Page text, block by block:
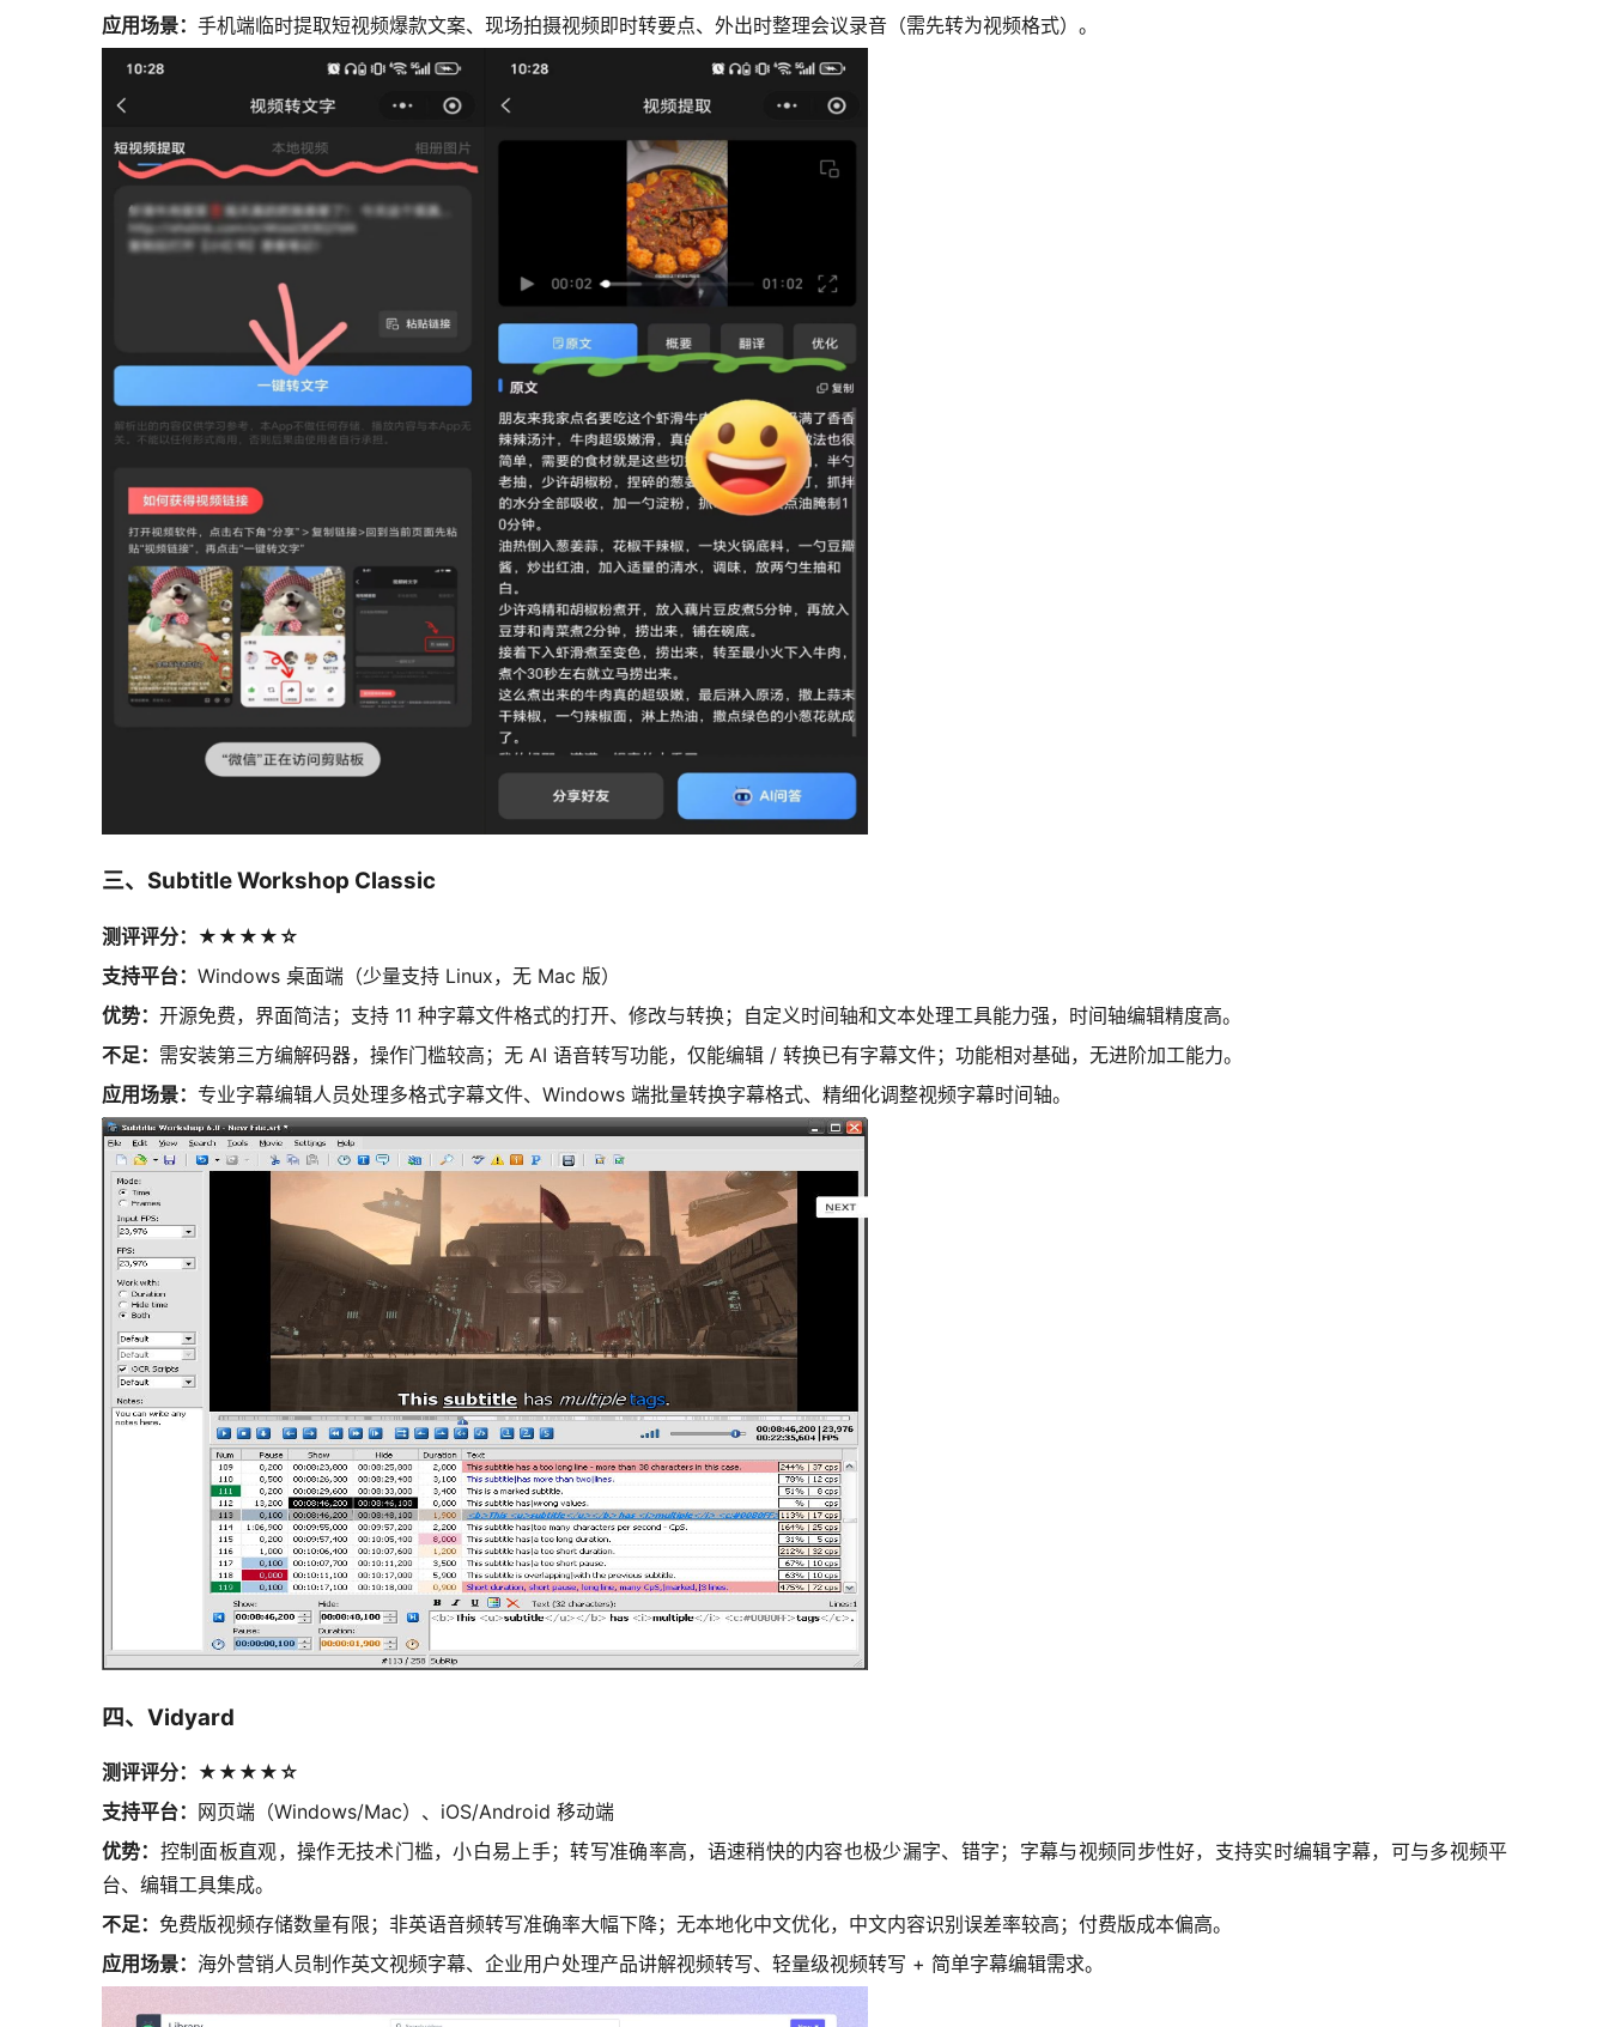
应用场景： 手机端临时提取短视频爆款文案、现场拍摄视频即时转要点、外出时整理会议录音（需先转为视频格式）。
三、Subtitle Workshop Classic
测评评分：★★★★☆
支持平台： Windows 桌面端（少量支持 Linux，无 Mac 版）
优势： 开源免费，界面简洁；支持 11 种字幕文件格式的打开、修改与转换；自定义时间轴和文本处理工具能力强，时间轴编辑精度高。
不足： 需安装第三方编解码器，操作门槛较高；无 AI 语音转写功能，仅能编辑 / 转换已有字幕文件；功能相对基础，无进阶加工能力。
应用场景： 专业字幕编辑人员处理多格式字幕文件、Windows 端批量转换字幕格式、精细化调整视频字幕时间轴。
四、Vidyard
测评评分：★★★★☆
支持平台： 网页端（Windows/Mac）、iOS/Android 移动端
优势： 控制面板直观，操作无技术门槛，小白易上手；转写准确率高，语速稍快的内容也极少漏字、错字；字幕与视频同步性好，支持实时编辑字幕，可与多视频平
台、编辑工具集成。
不足： 免费版视频存储数量有限；非英语音频转写准确率大幅下降；无本地化中文优化，中文内容识别误差率较高；付费版成本偏高。
应用场景： 海外营销人员制作英文视频字幕、企业用户处理产品讲解视频转写、轻量级视频转写 + 简单字幕编辑需求。